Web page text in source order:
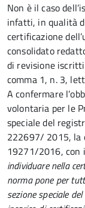
Non è il caso
infatti, in qualità
certificazione
consolidato
di revisione iscritti
comma 1, n. 3,
A confermare
volontaria per le
speciale del
222697/ 2015, la
19271/2016, con
individuare nella
norma pone per
sezione speciale